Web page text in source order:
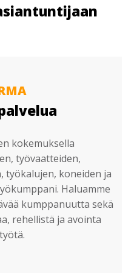
kokemuksella
työvaatteiden,
koneiden ja
Haluamme
kumppanuutta sekä
rehellistä ja avointa